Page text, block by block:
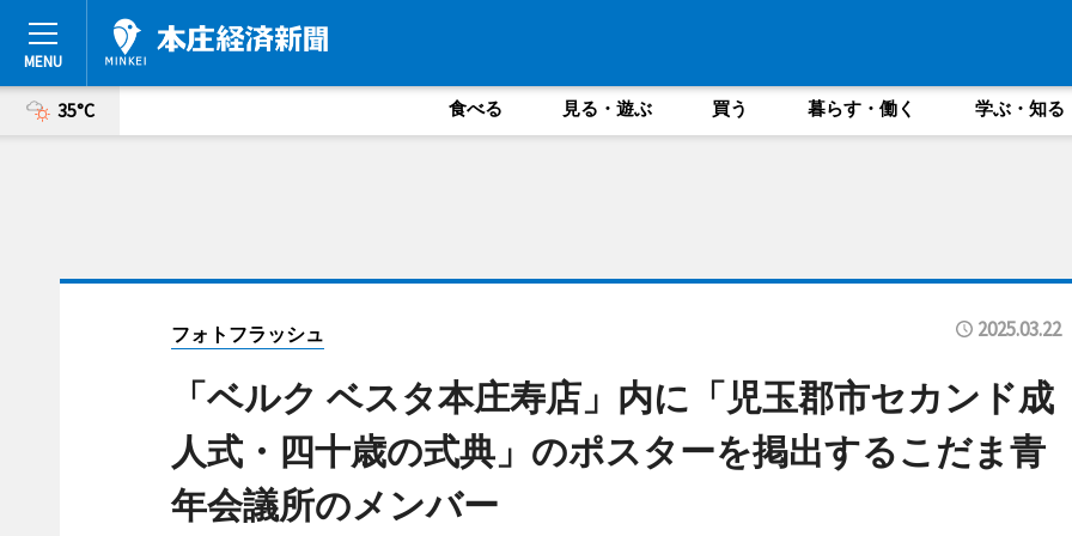
35°C 食べる 見る・遊ぶ 買う 暮らす・働く 学ぶ・知る
フォトフラッシュ 2025.03.22
「ベルク ベスタ本庄寿店」内に「児玉郡市セカンド成
人式・四十歳の式典」のポスターを掲出するこだま青
年会議所のメンバー